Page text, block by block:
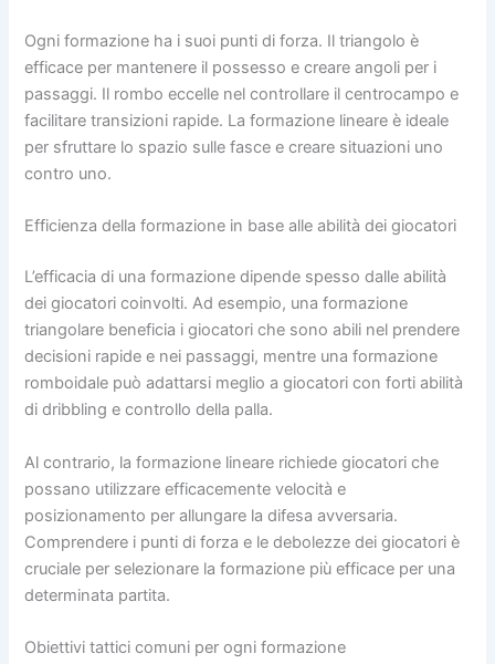
Ogni formazione ha i suoi punti di forza. Il triangolo è
efficace per mantenere il possesso e creare angoli per i
passaggi. Il rombo eccelle nel controllare il centrocampo e
facilitare transizioni rapide. La formazione lineare è ideale
per sfruttare lo spazio sulle fasce e creare situazioni uno
contro uno.
Efficienza della formazione in base alle abilità dei giocatori
L’efficacia di una formazione dipende spesso dalle abilità
dei giocatori coinvolti. Ad esempio, una formazione
triangolare beneficia i giocatori che sono abili nel prendere
decisioni rapide e nei passaggi, mentre una formazione
romboidale può adattarsi meglio a giocatori con forti abilità
di dribbling e controllo della palla.
Al contrario, la formazione lineare richiede giocatori che
possano utilizzare efficacemente velocità e
posizionamento per allungare la difesa avversaria.
Comprendere i punti di forza e le debolezze dei giocatori è
cruciale per selezionare la formazione più efficace per una
determinata partita.
Obiettivi tattici comuni per ogni formazione